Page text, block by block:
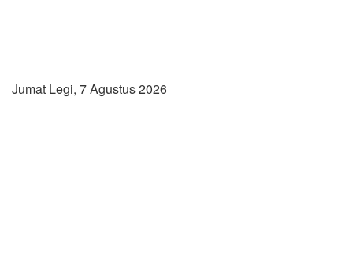
Jumat Legi, 7 Agustus 2026